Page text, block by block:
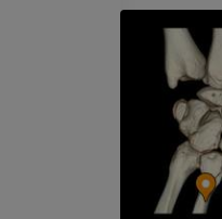
Membro superior
Arteriografia do